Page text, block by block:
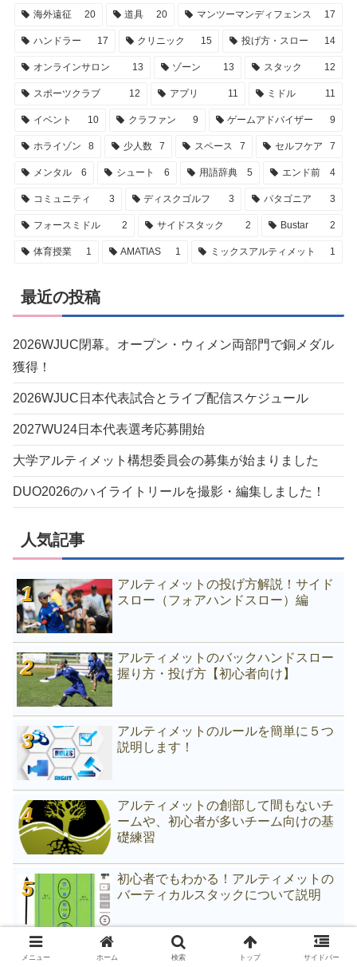
海外遠征 20 道具 20 マンツーマンディフェンス 17
ハンドラー 17 クリニック 15 投げ方・スロー 14
オンラインサロン 13 ゾーン 13 スタック 12
スポーツクラブ 12 アプリ 11 ミドル 11
イベント 10 クラファン 9 ゲームアドバイザー 9
ホライゾン 8 少人数 7 スペース 7 セルフケア 7
メンタル 6 シュート 6 用語辞典 5 エンド前 4
コミュニティ 3 ディスクゴルフ 3 パタゴニア 3
フォースミドル 2 サイドスタック 2 Bustar 2
体育授業 1 AMATIAS 1 ミックスアルティメット 1
最近の投稿
2026WJUC閉幕。オープン・ウィメン両部門で銅メダル
獲得！
2026WJUC日本代表試合とライブ配信スケジュール
2027WU24日本代表選考応募開始
大学アルティメット構想委員会の募集が始まりました
DUO2026のハイライトリールを撮影・編集しました！
人気記事
アルティメットの投げ方解説！サイド
スロー（フォアハンドスロー）編
アルティメットのバックハンドスロー
握り方・投げ方【初心者向け】
アルティメットのルールを簡単に５つ
説明します！
アルティメットの創部して間もないチ
ームや、初心者が多いチーム向けの基
礎練習
初心者でもわかる！アルティメットの
バーティカルスタックについて説明
メニュー ホーム 検索 トップ サイドバー